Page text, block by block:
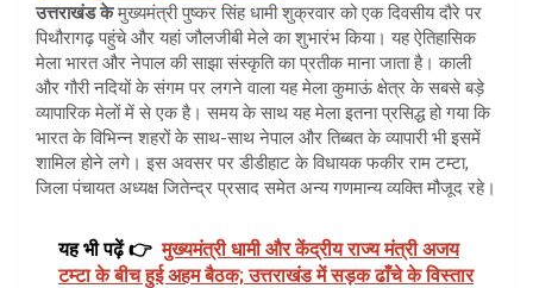
उत्तराखंड केमुख्यमंत्री पुष्कर सिंह धामी शुक्रवार को एक दिवसीय दौरे पर
पिथौरागढ़ पहुंचे और यहां जौलजीबी मेले का शुभारंभ किया। यह ऐतिहासिक
मेला भारत और नेपाल की साझा संस्कृति का प्रतीक माना जाता है। काली
और गौरी नदियों के संगम पर लगने वाला यह मेला कुमाऊं क्षेत्र के सबसे बड़े
व्यापारिक मेलों में से एक है। समय के साथ यह मेला इतना प्रसिद्ध हो गया कि
भारत के विभिन्न शहरों के साथ-साथ नेपाल और तिब्बत के व्यापारी भी इसमें
शामिल होने लगे। इस अवसर पर डीडीहाट के विधायक फकीर राम टम्टा,
जिला पंचायत अध्यक्ष जितेन्द्र प्रसाद समेत अन्य गणमान्य व्यक्ति मौजूद रहे।
यह भी पढ़ें 👉 मुख्यमंत्री धामी और केंद्रीय राज्य मंत्री अजय
टम्टा के बीच हुई अहम बैठक; उत्तराखंड में सड़क ढाँचे के विस्तार